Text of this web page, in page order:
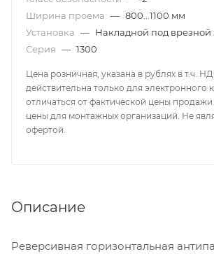
Ширина проема — 800...1100 мм
Установка — Накладной под врезной
Серия — 1300
Цена розничная, указана в рублях в т.ч.
действительна только для электронного
отличаться от фактической цены
цены для монтажных организаций. Не
офертой.
Описание
Реверсивная горизонтальная